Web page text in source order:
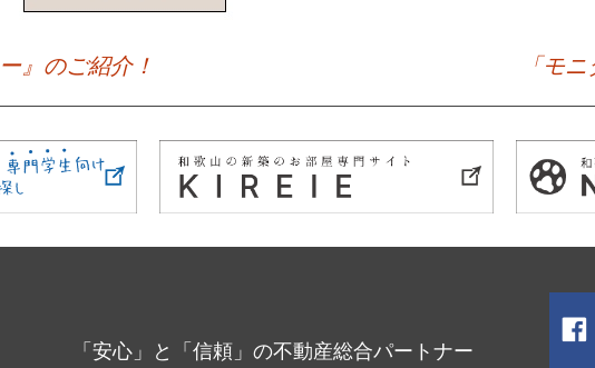
』のご紹介！ 「モ
「安心」と「信頼」の不動産総合パートナー